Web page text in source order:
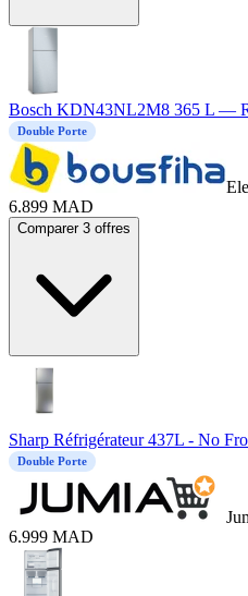
Bosch KDN43NL2M8 365 L —
Double Porte
6.899 MAD
Comparer 3 offres
Sharp Réfrigérateur 437L - No
Double Porte
6.999 MAD